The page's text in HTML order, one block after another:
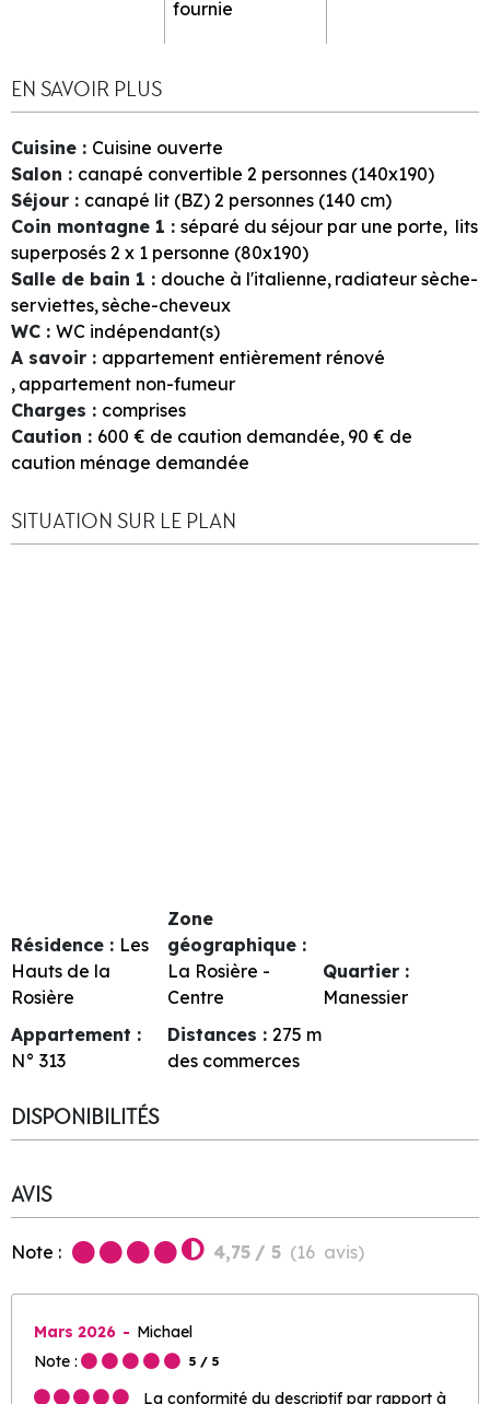
fournie
EN SAVOIR PLUS
Cuisine : Cuisine ouverte
Salon : canapé convertible 2 personnes (140x190)
Séjour : canapé lit (BZ) 2 personnes (140 cm)
Coin montagne 1 : séparé du séjour par une porte
lits
superposés 2 x 1 personne (80x190)
Salle de bain 1 : douche à l'italienne radiateur sèche-
serviettes sèche-cheveux
WC : WC indépendant(s)
A savoir : appartement entièrement rénové
appartement non-fumeur
Charges : comprises
Caution : 600 € de caution demandée 90 € de
caution ménage demandée
SITUATION SUR LE PLAN
Résidence : Les
Hauts de la
Rosière
Zone
géographique :
La Rosière -
Centre
Quartier :
Manessier
Appartement :
N° 313
Distances : 275 m
des commerces
DISPONIBILITÉS
AVIS
Note : 4,75 / 5 (16 avis)
Mars 2026
Michael
Note :
5 / 5
La conformité du descriptif par rapport à